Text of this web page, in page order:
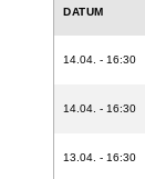
DATUM
14.04. - 16:30
14.04. - 16:30
13.04. - 16:30